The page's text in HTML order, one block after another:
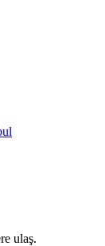
ulaş.